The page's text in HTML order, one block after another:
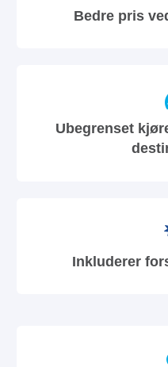
Bedre pris
Ubegrenset
Inkluderer